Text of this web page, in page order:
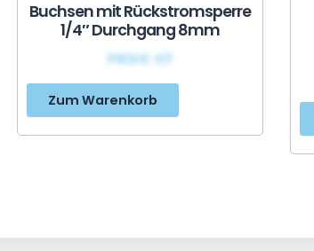
Buchsen mit Rückstromsperre
1/4″ Durchgang 8mm
PRIX€ HT
Zum Warenkorb